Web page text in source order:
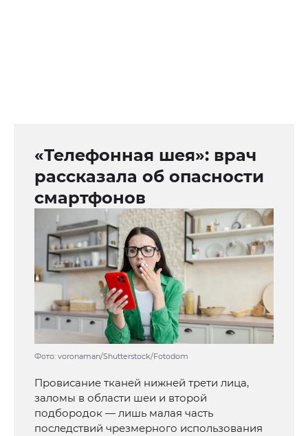
«Телефонная шея»: врач
рассказала об опасности
смартфонов
Фото: voronaman/Shutterstock/Fotodom
Провисание тканей нижней трети лица,
заломы в области шеи и второй
подбородок — лишь малая часть
последствий чрезмерного использования